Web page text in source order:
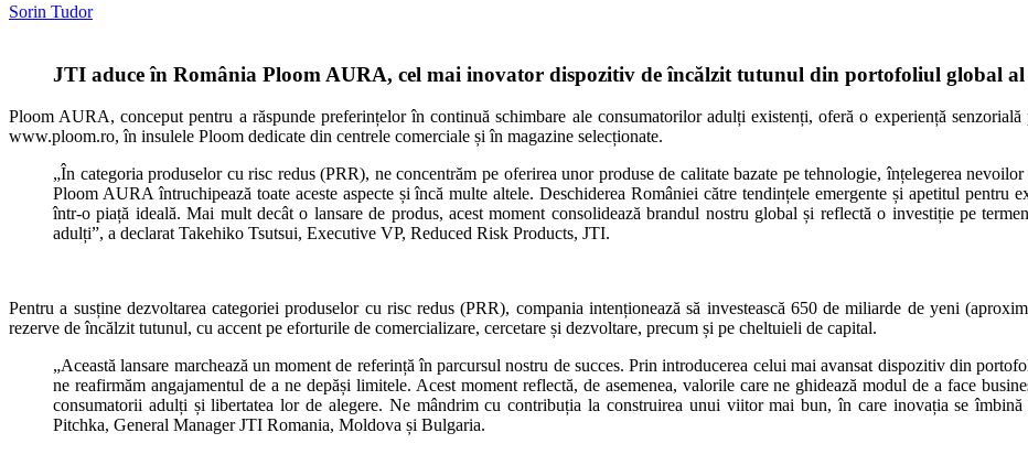
Sorin Tudor
JTI aduce în România Ploom AURA, cel mai inovator dispozitiv de încălzit tutunul din portofoliul global
Ploom AURA, conceput pentru a răspunde preferințelor în continuă schimbare ale consumatorilor adulți existenți, oferă o experiență
www.ploom.ro, în insulele Ploom dedicate din centrele comerciale și în magazine selecționate.
„În categoria produselor cu risc redus (PRR), ne concentrăm pe oferirea unor produse de calitate bazate pe tehnologie, înțelegerea
Ploom AURA întruchipează toate aceste aspecte și încă multe altele. Deschiderea României către tendințele emergente și apetitul pentru
într-o piață ideală. Mai mult decât o lansare de produs, acest moment consolidează brandul nostru global și reflectă o investiție pe
adulți”, a declarat Takehiko Tsutsui, Executive VP, Reduced Risk Products, JTI.
Pentru a susține dezvoltarea categoriei produselor cu risc redus (PRR), compania intenționează să investească 650 de miliarde de yeni
rezerve de încălzit tutunul, cu accent pe eforturile de comercializare, cercetare și dezvoltare, precum și pe cheltuieli de capital.
„Această lansare marchează un moment de referință în parcursul nostru de succes. Prin introducerea celui mai avansat dispozitiv din
ne reafirmăm angajamentul de a ne depăși limitele. Acest moment reflectă, de asemenea, valorile care ne ghidează modul de a face
consumatorii adulți și libertatea lor de alegere. Ne mândrim cu contribuția la construirea unui viitor mai bun, în care inovația se
Pitchka, General Manager JTI Romania, Moldova și Bulgaria.